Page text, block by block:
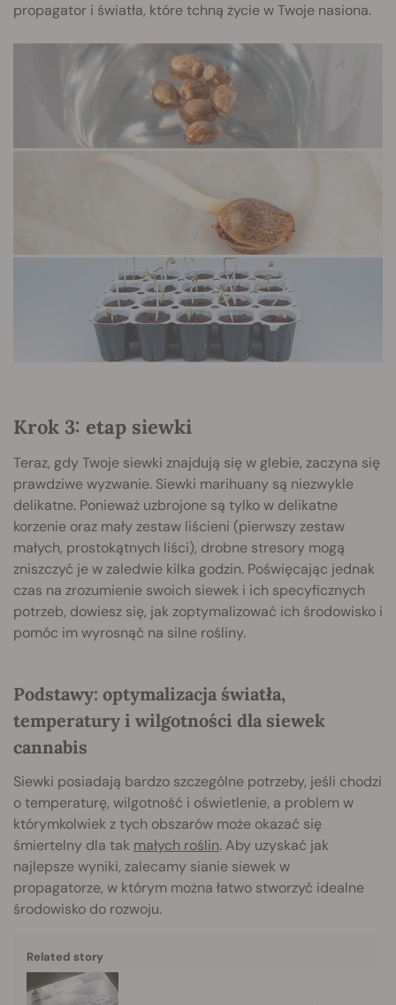
propagator i światła, które tchną życie w Twoje nasiona.
Krok 3: etap siewki
Teraz, gdy Twoje siewki znajdują się w glebie, zaczyna się
prawdziwe wyzwanie. Siewki marihuany są niezwykle
delikatne. Ponieważ uzbrojone są tylko w delikatne
korzenie oraz mały zestaw liścieni (pierwszy zestaw
małych, prostokątnych liści), drobne stresory mogą
zniszczyć je w zaledwie kilka godzin. Poświęcając jednak
czas na zrozumienie swoich siewek i ich specyficznych
potrzeb, dowiesz się, jak zoptymalizować ich środowisko i
pomóc im wyrosnąć na silne rośliny.
Podstawy: optymalizacja światła,
temperatury i wilgotności dla siewek
cannabis
Siewki posiadają bardzo szczególne potrzeby, jeśli chodzi
o temperaturę, wilgotność i oświetlenie, a problem w
którymkolwiek z tych obszarów może okazać się
śmiertelny dla tak małych roślin. Aby uzyskać jak
najlepsze wyniki, zalecamy sianie siewek w
propagatorze, w którym można łatwo stworzyć idealne
środowisko do rozwoju.
Related story